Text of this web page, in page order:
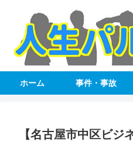
ホーム 事件・事故
【名古屋市中区ビジ